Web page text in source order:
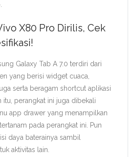
X80 Pro Dirilis, Cek
Galaxy Tab A 7.0 terdiri dari
yang berisi widget cuaca,
serta beragam shortcut aplikasi
itu, perangkat ini juga dibekali
app drawer yang menampilkan
pada perangkat ini. Pun
daya baterainya sambil
aktivitas lain.